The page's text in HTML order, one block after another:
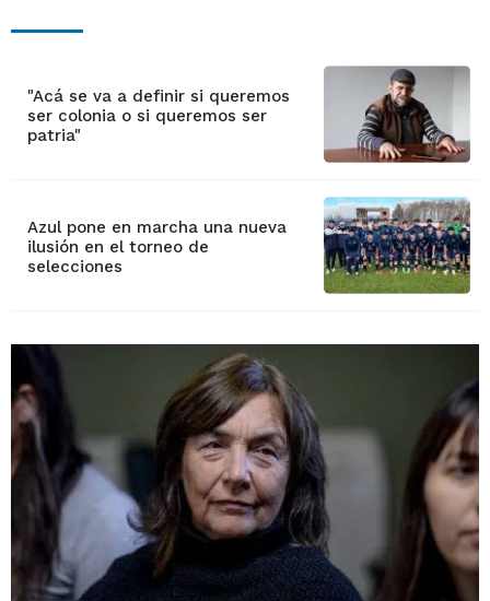
"Acá se va a definir si queremos
ser colonia o si queremos ser
patria"
Azul pone en marcha una nueva
ilusión en el torneo de
selecciones